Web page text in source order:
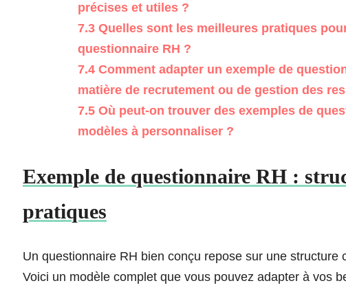
précises et utiles ?
7.3 Quelles sont les meilleures pratiques
questionnaire RH ?
7.4 Comment adapter un exemple de
matière de recrutement ou de gestion des
7.5 Où peut-on trouver des exemples de
modèles à personnaliser ?
Exemple de questionnaire RH :
pratiques
Un questionnaire RH bien conçu repose sur une
Voici un modèle complet que vous pouvez adapter à vos